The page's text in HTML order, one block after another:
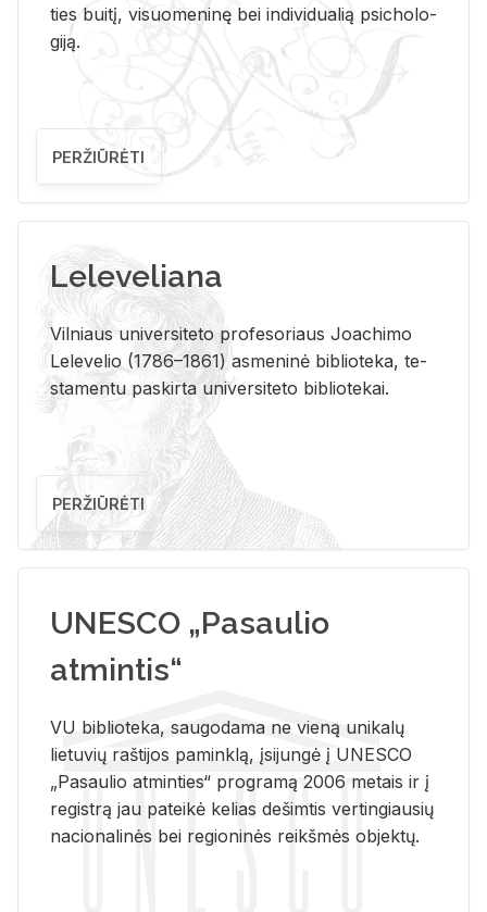
ties bui­tį, vi­suo­me­ni­nę bei in­di­vi­dua­lią psi­cho­lo­
gi­ją.
PERŽIŪRĖTI
Leleveliana
Vil­niaus uni­ver­si­te­to pro­fe­so­riaus Jo­a­chi­mo
Le­le­ve­lio (1786–1861) as­me­ni­nė bi­b­lio­te­ka, te­
sta­men­tu pa­skir­ta uni­ver­si­te­to bi­b­lio­te­kai.
PERŽIŪRĖTI
UNESCO „Pasaulio
atmintis“
VU biblioteka, saugodama ne vieną unikalų
lietuvių raštijos paminklą, įsijungė į UNESCO
„Pasaulio atminties“ programą 2006 metais ir į
registrą jau pateikė kelias dešimtis vertingiausių
nacionalinės bei regioninės reikšmės objektų.